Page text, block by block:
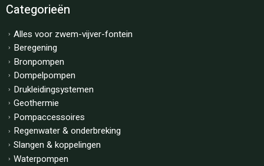
Categorieën
Alles voor zwem-vijver-fontein
Beregening
Bronpompen
Dompelpompen
Drukleidingsystemen
Geothermie
Pompaccessoires
Regenwater & onderbreking
Slangen & koppelingen
Waterpompen